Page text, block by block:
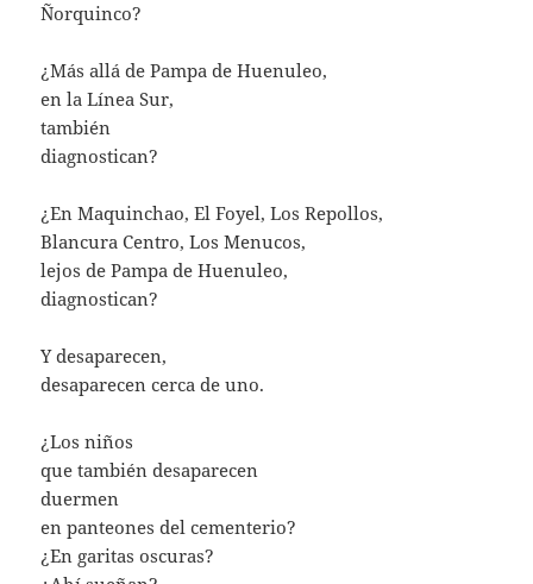
Ñorquinco?
¿Más allá de Pampa de Huenuleo,
en la Línea Sur,
también
diagnostican?
¿En Maquinchao, El Foyel, Los Repollos,
Blancura Centro, Los Menucos,
lejos de Pampa de Huenuleo,
diagnostican?
Y desaparecen,
desaparecen cerca de uno.
¿Los niños
que también desaparecen
duermen
en panteones del cementerio?
¿En garitas oscuras?